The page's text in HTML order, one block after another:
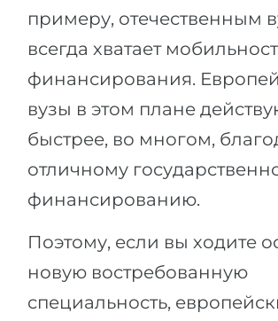
примеру, отечественным
всегда хватает
финансирования.
вузы в этом плане
быстрее, во многом,
отличному
финансированию.
Поэтому, если вы ходите
новую востребованную
специальность,